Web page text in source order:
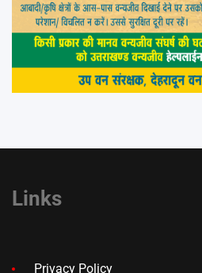
Links
Privacy Policy